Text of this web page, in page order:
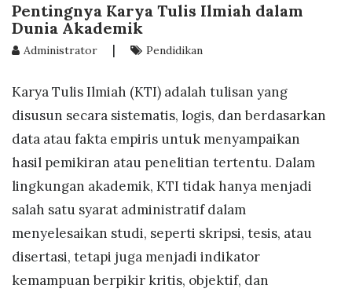
Pentingnya Karya Tulis Ilmiah dalam
Dunia Akademik
Administrator | Pendidikan
Karya Tulis Ilmiah (KTI) adalah tulisan yang
disusun secara sistematis, logis, dan berdasarkan
data atau fakta empiris untuk menyampaikan
hasil pemikiran atau penelitian tertentu. Dalam
lingkungan akademik, KTI tidak hanya menjadi
salah satu syarat administratif dalam
menyelesaikan studi, seperti skripsi, tesis, atau
disertasi, tetapi juga menjadi indikator
kemampuan berpikir kritis, objektif, dan